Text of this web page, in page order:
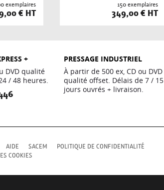
exemplaires
€ HT
150 exemplaires
349,00 € HT
+
DVD qualité
/ 48 heures.
PRESSAGE INDUSTRIEL
À partir de 500 ex, CD ou DVD
qualité offset. Délais de 7 / 15
jours ouvrés + livraison.
AIDE SACEM
POLITIQUE DE CONFIDENTIALITÉ
COOKIES